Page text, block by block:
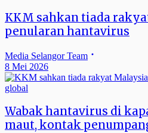
KKM sahkan tiada
penularan hantavirus
Media Selangor Team
8 Mei 2026
global
Wabak hantavirus di
maut, kontak